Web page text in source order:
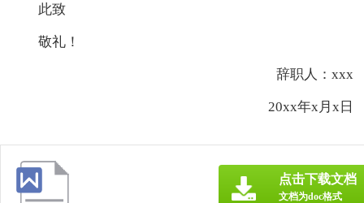
此致
敬礼！
辞职人：xxx
20xx年x月x日
点击下载文档
文档为doc格式